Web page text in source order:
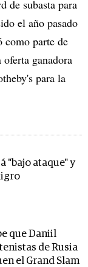
de subasta para
el año pasado
como parte de
ganadora
para la
"bajo ataque" y
que Daniil
de Rusia
el Grand Slam